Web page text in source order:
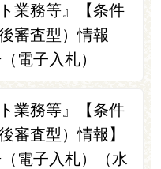
業務等』【条件
審査型）情報
電子入札）
業務等』【条件
審査型）情報】
電子入札）（水